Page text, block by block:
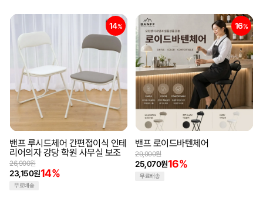
14%
밴프 루시드체어 간편접이식 인테
리어의자 강당 학원 사무실 보조
23,150원14%
26,900원
무료배송
16%
밴프 로이드바텐체어
25,070원16%
29,900원
무료배송